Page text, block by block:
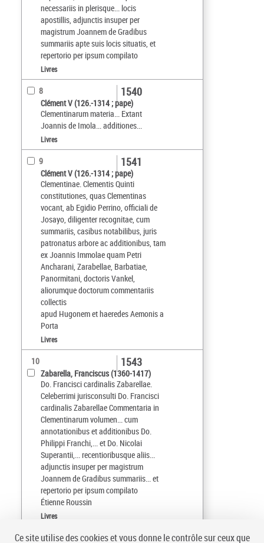
necessariis in plerisque... locis
apostillis, adjunctis insuper per
magistrum Joannem de Gradibus
summariis apte suis locis situatis, et
repertorio per ipsum compilato
Livres
8
Clément V (126.-1314 ; pape)
Clementinarum materia... Extant
Joannis de Imola... additiones...
1540
Livres
9
Clément V (126.-1314 ; pape)
Clementinae. Clementis Quinti
constitutiones, quas Clementinas
vocant, ab Egidio Perrino, officiali de
Josayo, diligenter recognitae, cum
summariis, casibus notabilibus, juris
patronatus arbore ac additionibus, tam
ex Joannis Immolae quam Petri
Ancharani, Zarabellae, Barbatiae,
Panormitani, doctoris Vankel,
aliorumque doctorum commentariis
collectis
apud Hugonem et haeredes Aemonis a
Porta
1541
Livres
10
Zabarella, Franciscus (1360-1417)
Do. Francisci cardinalis Zabarellae.
Celeberrimi jurisconsulti Do. Francisci
cardinalis Zabarellae Commentaria in
Clementinarum volumen... cum
annotationibus et additionibus Do.
Philippi Franchi,... et Do. Nicolai
Superantii,... recentioribusque aliis...
adjunctis insuper per magistrum
Joannem de Gradibus summariis... et
repertorio per ipsum compilato
Étienne Roussin
1543
Livres
Ce site utilise des cookies et vous donne le contrôle sur ceux que